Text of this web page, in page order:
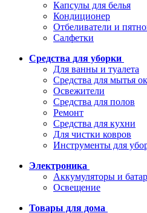
Капсулы для белья
Кондиционер
Отбеливатели и
Салфетки
Средства для уборки
Для ванны и туалета
Средства для мытья
Освежители
Средства для полов
Ремонт
Средства для кухни
Для чистки ковров
Инструменты для
Электроника
Аккумуляторы и
Освещение
Товары для дома